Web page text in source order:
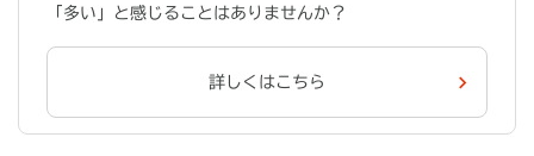
「多い」と感じることはありませんか？
詳しくはこちら